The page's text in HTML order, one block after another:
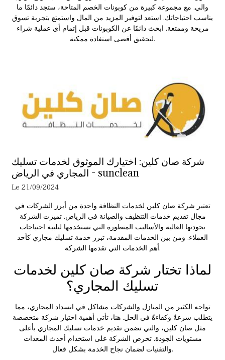
والي. مع مجموعة كبيرة من كوبونات الخصم المتاحة، ستجد دائمًا ما
يناسب احتياجاتك. استعد لتوفير المزيد من المال واستمتع بتجربة تسوق
مريحة وممتعة. ابحث دائمًا عن الكوبونات قبل إتمام أي عملية شراء
لتحقيق أقصى استفادة ممكنة.
شركة صان كلين: اختيارك الموثوق لخدمات تسليك
المجاري في الرياض - sunclean
Le 21/09/2024
تعتبر شركة صان كلين لخدمات النظافة واحدة من أبرز الشركات في
مجال تقديم خدمات التنظيف والصيانة في الرياض. تميزت الشركة
بجودتها العالية والأساليب المتطورة التي تستخدمها لتلبية احتياجات
العملاء. ومن بين الخدمات المقدمة، تبرز خدمة تسليك مجاري كأحد
أهم الخدمات التي تقدمها الشركة.
لماذا تختار شركة صان كلين لخدمات
تسليك المجاري؟
تواجه الكثير من المنازل والشركات مشاكل في انسداد المجاري، مما
يتطلب سرعةً وكفاءةً في الحل. هنا، تأتي أهمية اختيار شركة متخصصة
مثل صان كلين، والتي تضمن تقديم خدمات تسليك المجاري بأعلى
مستويات الجودة. تحرص الشركة على استخدام أحدث المعدات
والتقنيات لضمان نجاح الخدمة بشكل فعال.